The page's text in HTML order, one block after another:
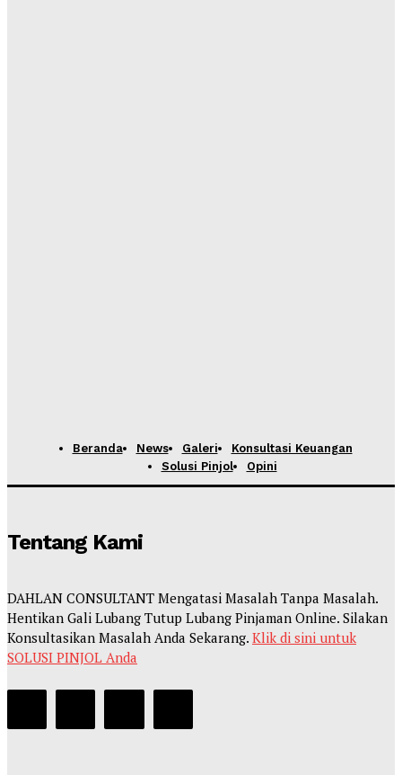
Beranda News Galeri
Konsultasi Keuangan
Solusi Pinjol
Opini
Tentang Kami
DAHLAN CONSULTANT Mengatasi Masalah Tanpa Masalah.
Hentikan Gali Lubang Tutup Lubang Pinjaman Online. Silakan
Konsultasikan Masalah Anda Sekarang. Klik di sini untuk
SOLUSI PINJOL Anda